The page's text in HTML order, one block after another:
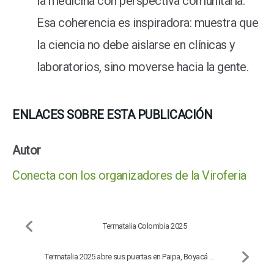
Esa coherencia es inspiradora: muestra que
la ciencia no debe aislarse en clínicas y
laboratorios, sino moverse hacia la gente.
ENLACES SOBRE ESTA PUBLICACIÓN
Autor
Conecta con los organizadores de la Viroferia
Termatalia Colombia 2025
Termatalia 2025 abre sus puertas en Paipa, Boyacá ...